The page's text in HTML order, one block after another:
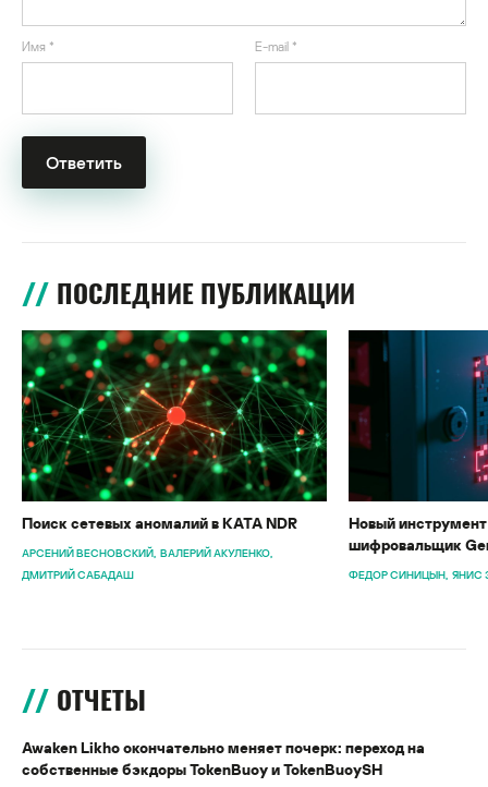
Имя * E-mail *
ПОСЛЕДНИЕ ПУБЛИКАЦИИ
Поиск сетевых аномалий в KATA NDR
АРСЕНИЙ ВЕСНОВСКИЙ ВАЛЕРИЙ АКУЛЕНКО
ДМИТРИЙ САБАДАШ
Новый
шифровальщик
ФЕДОР СИНИЦЫН ЯНИС
ОТЧЕТЫ
Awaken Likho окончательно меняет почерк: переход на
собственные бэкдоры TokenBuoy и TokenBuoySH